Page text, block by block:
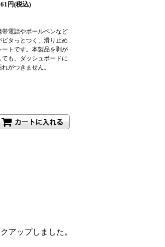
円(税込)
帯電話やボールペンなど
ピタっとつく、滑り止め
ートです。本製品を剥が
ても、ダッシュボードに
れがつきません。
アップしました。